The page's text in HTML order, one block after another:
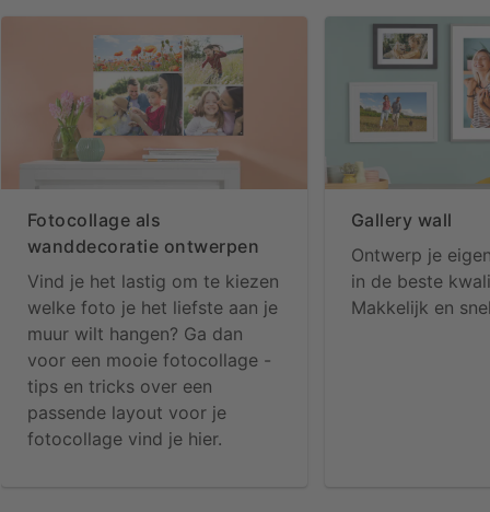
Fotocollage als
wanddecoratie ontwerpen
Vind je het lastig om te kiezen
welke foto je het liefste aan je
muur wilt hangen? Ga dan
voor een mooie fotocollage -
tips en tricks over een
passende layout voor je
fotocollage vind je hier.
Gallery wall
Ontwerp je
in de beste
Makkelijk en